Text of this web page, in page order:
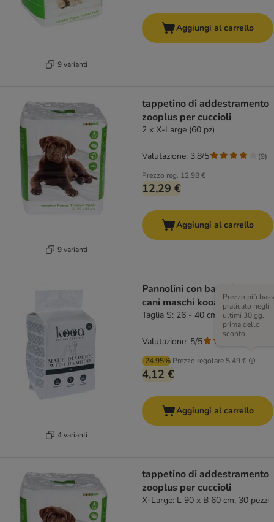
9 varianti
Aggiungi al carrello
9 varianti
tappetino di addestramento
zooplus per cuccioli
2 x X-Large (60 pz)
Prezzo reg. 12,98 €
12,29 €
Valutazione: 3.8/5 (9)
Aggiungi al carrello
4 varianti
Pannolini con bambù per
cani maschi kooa
Taglia S: 26 - 40 cm, 12 pz
-24.95% Prezzo regolare5,49 €
Prezzo più
praticato negli
ultimi 30 gg,
prima dello
sconto.
4,12 €
Valutazione: 5/5
Aggiungi al carrello
tappetino di addestramento
zooplus per cuccioli
X-Large: L 90 x B 60 cm, 30 pezzi